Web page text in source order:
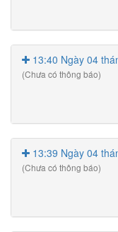
13:40 Ngày 04
(Chưa có thông báo)
13:39 Ngày 04
(Chưa có thông báo)